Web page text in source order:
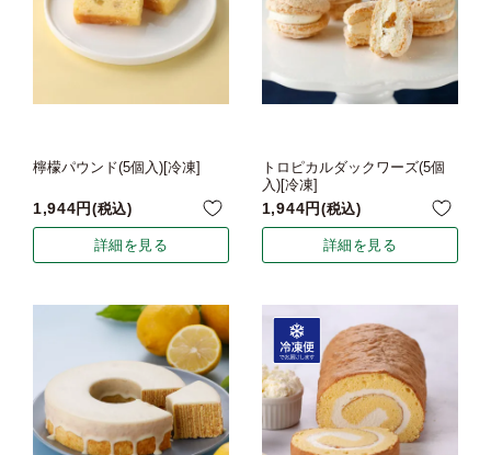
檸檬パウンド(5個入)[冷凍]
1,944 税込
詳細を見る
トロピカルダックワーズ(5個
入)[冷凍]
1,944 税込
詳細を見る